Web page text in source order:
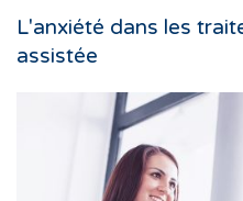
L'anxiété dans les
assistée